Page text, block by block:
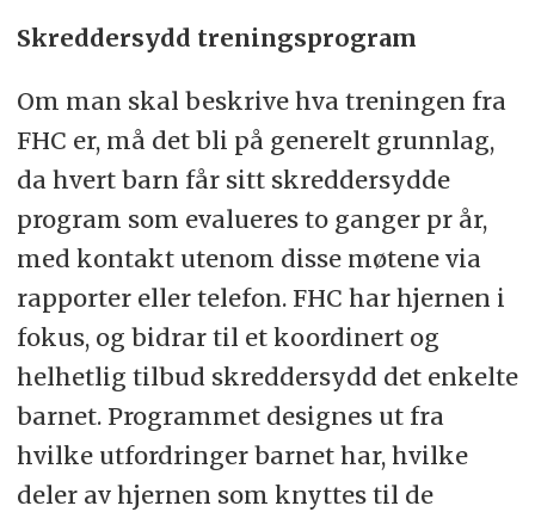
Skreddersydd treningsprogram
Om man skal beskrive hva treningen fra
FHC er, må det bli på generelt grunnlag,
da hvert barn får sitt skreddersydde
program som evalueres to ganger pr år,
med kontakt utenom disse møtene via
rapporter eller telefon. FHC har hjernen i
fokus, og bidrar til et koordinert og
helhetlig tilbud skreddersydd det enkelte
barnet. Programmet designes ut fra
hvilke utfordringer barnet har, hvilke
deler av hjernen som knyttes til de